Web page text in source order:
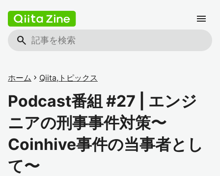
search
menu
ホーム chevron_right Qiita, トピックス
Podcast番組 #27 | エンジ
ニアの刑事事件対策〜
Coinhive事件の当事者とし
て〜